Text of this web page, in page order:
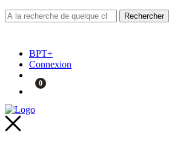
BPT+
Connexion
0